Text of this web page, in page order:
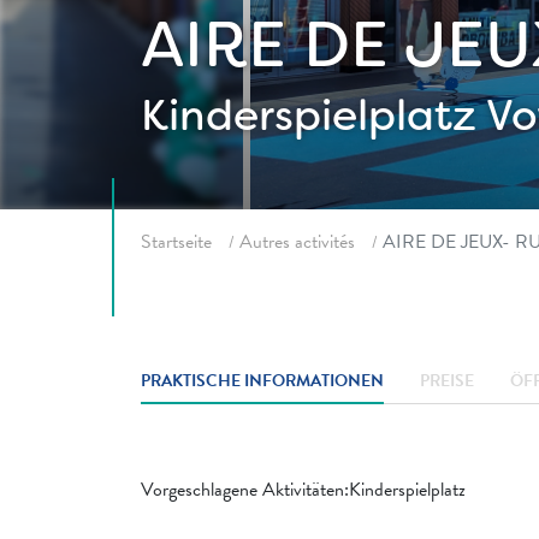
AIRE DE
Kinderspielplatz
Startseite Autres activités AIRE DE JEUX-
PRAKTISCHE INFORMATIONEN PREISE
Vorgeschlagene Aktivitäten:Kinderspielplatz